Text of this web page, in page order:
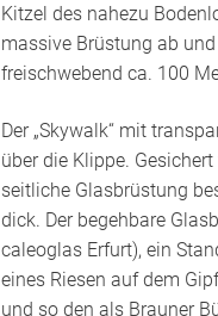
Kitzel des nahezu
massive Brüstung ab
freischwebend ca. 100
Der „Skywalk“ mit
über die Klippe.
seitliche Glasbrüstung
dick. Der begehbare
caleoglas Erfurt), ein
eines Riesen auf dem
und so den als Brauner